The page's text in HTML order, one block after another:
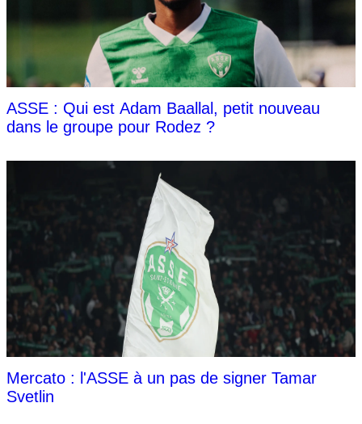
ASSE : Qui est Adam Baallal, petit nouveau
dans le groupe pour Rodez ?
Mercato : l'ASSE à un pas de signer Tamar
Svetlin